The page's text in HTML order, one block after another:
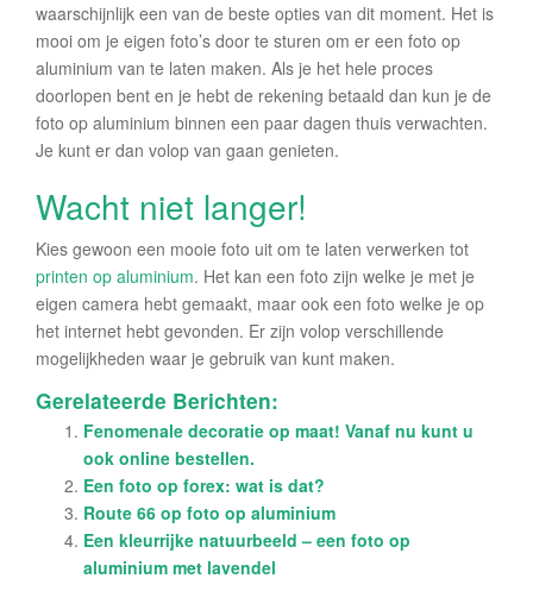
waarschijnlijk een van de beste opties van dit moment. Het is
mooi om je eigen foto’s door te sturen om er een foto op
aluminium van te laten maken. Als je het hele proces
doorlopen bent en je hebt de rekening betaald dan kun je de
foto op aluminium binnen een paar dagen thuis verwachten.
Je kunt er dan volop van gaan genieten.
Wacht niet langer!
Kies gewoon een mooie foto uit om te laten verwerken tot
printen op aluminium. Het kan een foto zijn welke je met je
eigen camera hebt gemaakt, maar ook een foto welke je op
het internet hebt gevonden. Er zijn volop verschillende
mogelijkheden waar je gebruik van kunt maken.
Gerelateerde Berichten:
Fenomenale decoratie op maat! Vanaf nu kunt u
ook online bestellen.
Een foto op forex: wat is dat?
Route 66 op foto op aluminium
Een kleurrijke natuurbeeld – een foto op
aluminium met lavendel